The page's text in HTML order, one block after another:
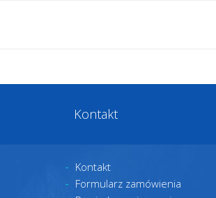
Kontakt
Kontakt
Formularz zamówienia